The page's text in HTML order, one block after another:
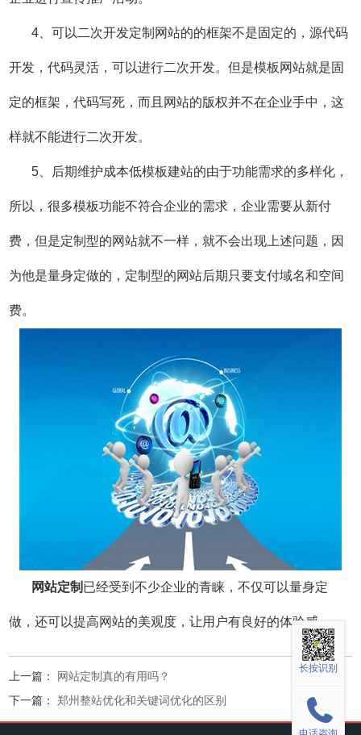
4、可以二次开发定制网站的的框架不是固定的，源代码
开发，代码灵活，可以进行二次开发。但是模板网站就是固
定的框架，代码写死，而且网站的版权并不在企业手中，这
样就不能进行二次开发。
5、后期维护成本低模板建站的由于功能需求的多样化，
所以，很多模板功能不符合企业的需求，企业需要从新付
费，但是定制型的网站就不一样，就不会出现上述问题，因
为他是量身定做的，定制型的网站后期只要支付域名和空间
费。
网站定制 已经受到不少企业的青睐，不仅可以量身定
做，还可以提高网站的美观度，让用户有良好的体验感。
上一篇：
网站定制真的有用吗？
下一篇：郑州整站优化和关键词优化的区别
长按识别